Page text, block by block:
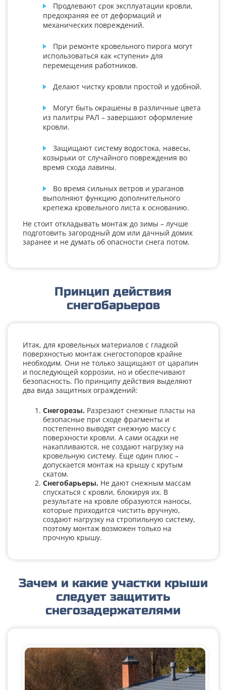
Продлевают срок эксплуатации кровли,
предохраняя ее от деформаций и
механических повреждений.
При ремонте кровельного пирога могут
использоваться как «ступени» для
перемещения работников.
Делают чистку кровли простой и удобной.
Могут быть окрашены в различные цвета
из палитры РАЛ – завершают оформление
кровли.
Защищают систему водостока, навесы,
козырьки от случайного повреждения во
время схода лавины.
Во время сильных ветров и ураганов
выполняют функцию дополнительного
крепежа кровельного листа к основанию.
Не стоит откладывать монтаж до зимы – лучше
подготовить загородный дом или дачный домик
заранее и не думать об опасности снега потом.
Принцип действия
снегобарьеров
Итак, для кровельных материалов с гладкой
поверхностью монтаж снегостопоров крайне
необходим. Они не только защищают от царапин
и последующей коррозии, но и обеспечивают
безопасность. По принципу действия выделяют
два вида защитных ограждений:
Снегорезы. Разрезают снежные пласты на
безопасные при сходе фрагменты и
постепенно выводят снежную массу с
поверхности кровли. А сами осадки не
накапливаются, не создают нагрузку на
кровельную систему. Еще один плюс –
допускается монтаж на крышу с крутым
скатом.
Снегобарьеры. Не дают снежным массам
спускаться с кровли, блокируя их. В
результате на кровле образуются наносы,
которые приходится чистить вручную,
создают нагрузку на стропильную систему,
поэтому монтаж возможен только на
прочную крышу.
Зачем и какие участки крыши
следует защитить
снегозадержателями